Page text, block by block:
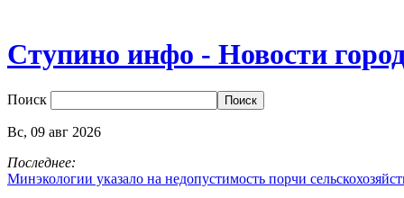
Ступино инфо - Новости
Поиск
Вс, 09 авг 2026
Последнее:
Минэкологии указало на недопустимость порчи